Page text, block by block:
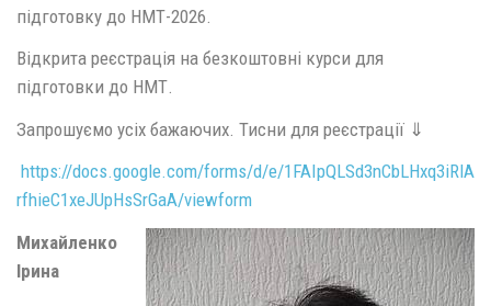
підготовку до НМТ-2026.
Відкрита реєстрація на безкоштовні курси для
підготовки до НМТ.
Запрошуємо усіх бажаючих. Тисни для реєстрації ⇓
https://docs.google.com/forms/d/e/
rfhieC1xeJUpHsSrGaA/viewform
Михайленко
Ірина